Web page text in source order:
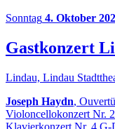
Sonntag 4. Oktober
Gastkonzert
Lindau, Lindau
Joseph Haydn,
Violoncellokonzert Nr.
Klavierkonzert Nr. 4 G-